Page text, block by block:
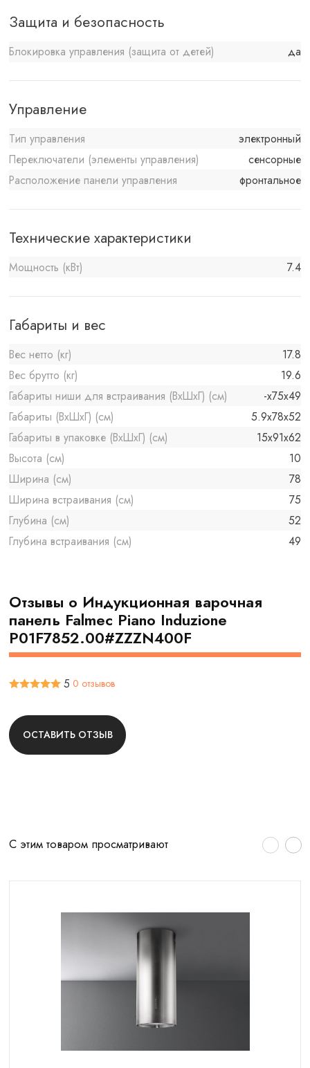
Защита и безопасность
Блокировка управления (защита от детей) да
Управление
Тип управления
электронный
Переключатели (элементы управления)
сенсорные
Расположение панели управления
фронтальное
Технические характеристики
Мощность (кВт) 7.4
Габариты и вес
Вес нетто (кг)
17.8
Вес брутто (кг)
19.6
Габариты ниши для встраивания (ВхШхГ) (см)
-x75х49
Габариты (ВхШхГ) (см)
5.9х78х52
Габариты в упаковке (ВхШхГ) (см)
15x91x62
Высота (см)
10
Ширина (см)
78
Ширина встраивания (см)
75
Глубина (см)
52
Глубина встраивания (см)
49
Отзывы о Индукционная варочная
панель Falmec Piano Induzione
P01F7852.00#ZZZN400F
5 0 отзывов
ОСТАВИТЬ ОТЗЫВ
С этим товаром просматривают